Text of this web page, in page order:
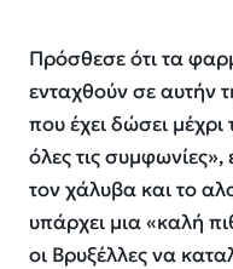
Πρόσθεσε ότι τα
ενταχθούν σε αυτήν
που έχει δώσει μέχρι
όλες τις
τον χάλυβα και το
υπάρχει μια «καλή
οι Βρυξέλλες να